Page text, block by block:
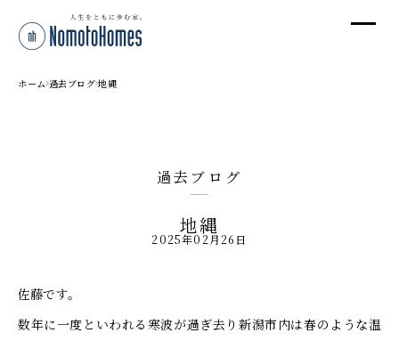
ホーム 過去ブログ 地縄
過去ブログ
地縄
2025年02月26日
佐藤です。
数年に一度といわれる寒波が過ぎ去り新潟市内は春のような温